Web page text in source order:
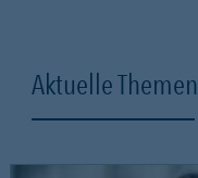
Aktuelle Themen